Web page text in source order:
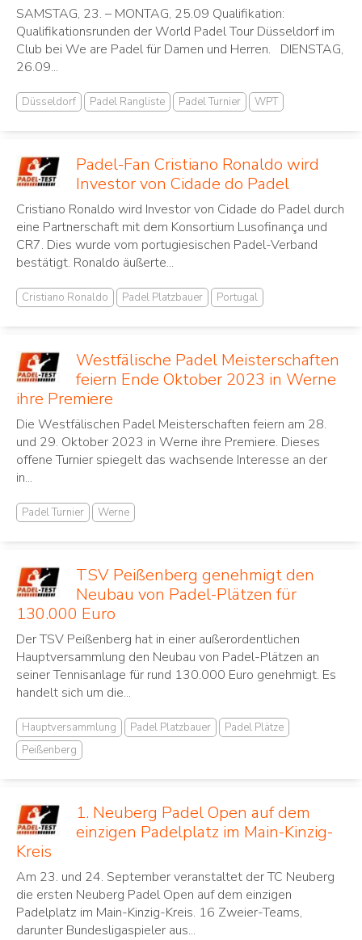
SAMSTAG, 23. – MONTAG, 25.09 Qualifikation:
Qualifikationsrunden der World Padel Tour Düsseldorf im
Club bei We are Padel für Damen und Herren. DIENSTAG,
26.09...
Düsseldorf Padel Rangliste Padel Turnier WPT
Padel-Fan Cristiano Ronaldo wird
Investor von Cidade do Padel
Cristiano Ronaldo wird Investor von Cidade do Padel durch
eine Partnerschaft mit dem Konsortium Lusofinança und
CR7. Dies wurde vom portugiesischen Padel-Verband
bestätigt. Ronaldo äußerte...
Cristiano Ronaldo Padel Platzbauer Portugal
Westfälische Padel Meisterschaften
feiern Ende Oktober 2023 in Werne
ihre Premiere
Die Westfälischen Padel Meisterschaften feiern am 28.
und 29. Oktober 2023 in Werne ihre Premiere. Dieses
offene Turnier spiegelt das wachsende Interesse an der
in...
Padel Turnier Werne
TSV Peißenberg genehmigt den
Neubau von Padel-Plätzen für
130.000 Euro
Der TSV Peißenberg hat in einer außerordentlichen
Hauptversammlung den Neubau von Padel-Plätzen an
seiner Tennisanlage für rund 130.000 Euro genehmigt. Es
handelt sich um die...
Hauptversammlung Padel Platzbauer
Padel Plätze
Peißenberg
1. Neuberg Padel Open auf dem
einzigen Padelplatz im Main-Kinzig-
Kreis
Am 23. und 24. September veranstaltet der TC Neuberg
die ersten Neuberg Padel Open auf dem einzigen
Padelplatz im Main-Kinzig-Kreis. 16 Zweier-Teams,
darunter Bundesligaspieler aus...